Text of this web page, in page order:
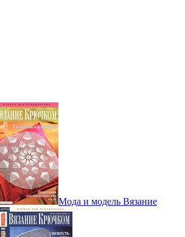
Мода и модель Вязание